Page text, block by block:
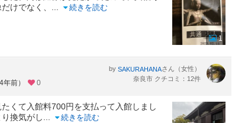
けでなく、
続きを読む
1
前） 0
by SAKURAHANAさん（女性）
奈良市 クチコミ：12件
くて入館料700円を支払って入館しまし
換気がし
続きを読む